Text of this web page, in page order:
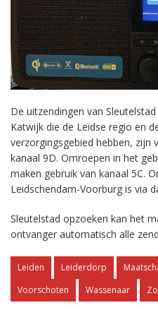
De uitzendingen van
Katwijk die de Leidse regio en
verzorgingsgebied hebben, zijn
kanaal 9D. Omroepen in het
maken gebruik van kanaal 5C.
Leidschendam-Voorburg is via
Sleutelstad opzoeken kan het
ontvanger automatisch alle
Leiden Leiderdorp
Voorschoten
Wassenaar